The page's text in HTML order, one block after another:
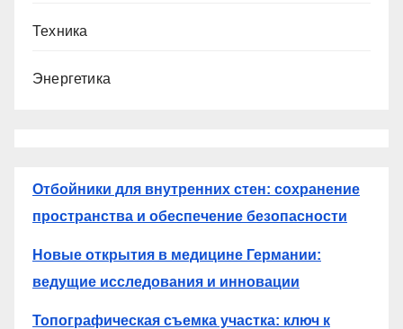
Техника
Энергетика
Отбойники для внутренних стен: сохранение
пространства и обеспечение безопасности
Новые открытия в медицине Германии:
ведущие исследования и инновации
Топографическая съемка участка: ключ к